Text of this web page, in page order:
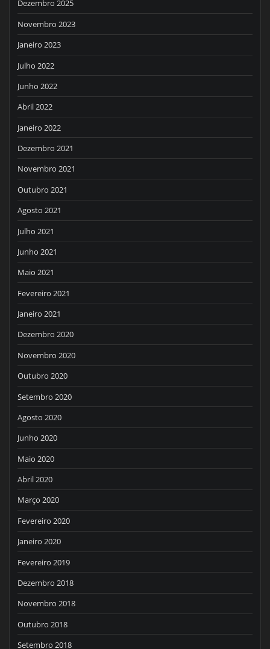
Dezembro 2025
Novembro 2023
Janeiro 2023
Julho 2022
Junho 2022
Abril 2022
Janeiro 2022
Dezembro 2021
Novembro 2021
Outubro 2021
Agosto 2021
Julho 2021
Junho 2021
Maio 2021
Fevereiro 2021
Janeiro 2021
Dezembro 2020
Novembro 2020
Outubro 2020
Setembro 2020
Agosto 2020
Junho 2020
Maio 2020
Abril 2020
Março 2020
Fevereiro 2020
Janeiro 2020
Fevereiro 2019
Dezembro 2018
Novembro 2018
Outubro 2018
Setembro 2018